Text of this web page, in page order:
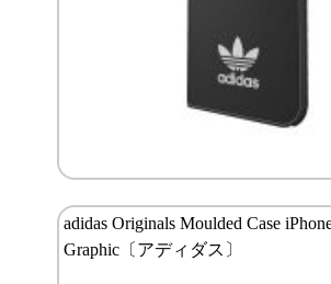
adidas Originals Moulded Case
Graphic〔アディダス〕